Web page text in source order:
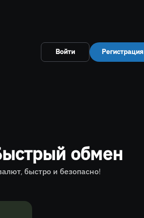
Войти Регистрация
обмен
быстро и безопасно!